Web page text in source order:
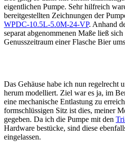
eigentlichen Pumpe. Sehr hilfreich
bereitgestellten Zeichnungen der
WPDC-10.5L-5.0M-24-VP. Anhand
separat abgenommenen Maße ließ
Genusszeitraum einer Flasche Bier
Das Gehäuse habe ich nun regelrecht
herum modelliert. Ziel war es ja, im
eine mechanische Entlastung zu
formschlüssigen Sitz ist dies, meiner
gegeben. Da ich die Pumpe mit den
Hardware bestücke, sind diese
eingelassen.